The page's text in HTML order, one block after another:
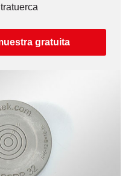
gratuita